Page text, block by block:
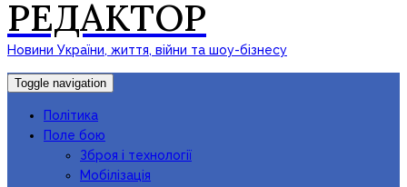
РЕДАКТОР
Новини України, життя, війни та шоу-бізнесу
Toggle navigation
Політика
Поле бою
Зброя і технології
Мобілізація